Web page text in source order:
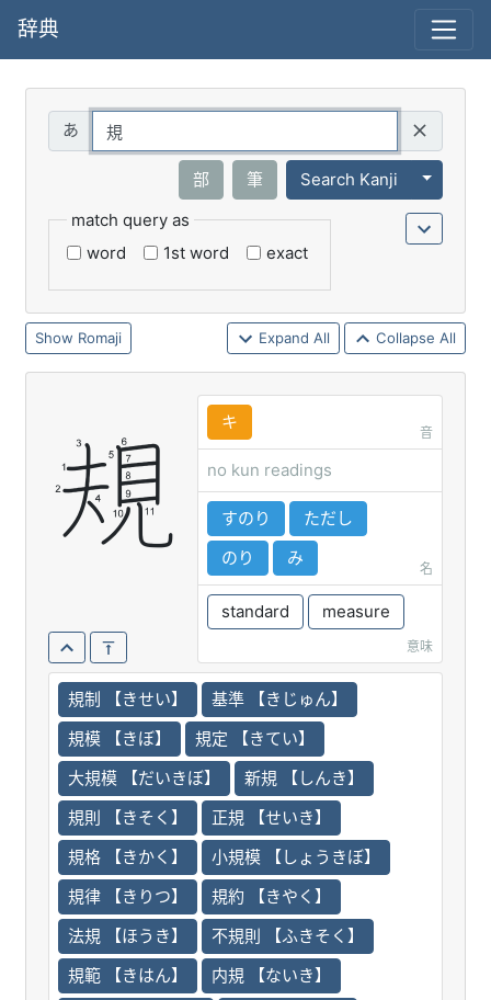
辞典
部 筆 Search Kanji
Toggle
match query as
word
1st word exact
Romaji Expand All Collapse All
規 キ
音
no kun readings
すのり
ただし
のり
み
名
standard measure
意味
規制 【きせい】
基準 【きじゅん】
規模 【きぼ】
規定 【きてい】
大規模 【だいきぼ】
新規 【しんき】
規則 【きそく】
正規 【せいき】
規格 【きかく】
小規模 【しょうきぼ】
規律 【きりつ】
規約 【きやく】
法規 【ほうき】
不規則 【ふきそく】
規範 【きはん】
内規 【ないき】